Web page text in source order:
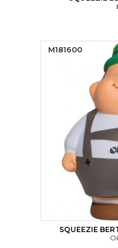
SQUEEZIE
M181600